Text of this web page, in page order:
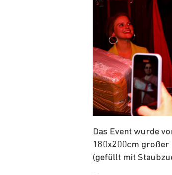
Das Event wurde
180x200cm großer
(gefüllt mit